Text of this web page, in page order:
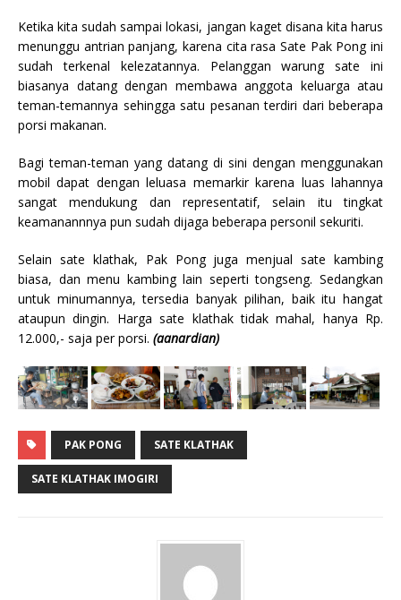
Ketika kita sudah sampai lokasi, jangan kaget disana kita harus
menunggu antrian panjang, karena cita rasa Sate Pak Pong ini
sudah terkenal kelezatannya. Pelanggan warung sate ini
biasanya datang dengan membawa anggota keluarga atau
teman-temannya sehingga satu pesanan terdiri dari beberapa
porsi makanan.
Bagi teman-teman yang datang di sini dengan menggunakan
mobil dapat dengan leluasa memarkir karena luas lahannya
sangat mendukung dan representatif, selain itu tingkat
keamanannnya pun sudah dijaga beberapa personil sekuriti.
Selain sate klathak, Pak Pong juga menjual sate kambing
biasa, dan menu kambing lain seperti tongseng. Sedangkan
untuk minumannya, tersedia banyak pilihan, baik itu hangat
ataupun dingin. Harga sate klathak tidak mahal, hanya Rp.
12.000,- saja per porsi. (aanardian)
PAK PONG SATE KLATHAK
SATE KLATHAK IMOGIRI